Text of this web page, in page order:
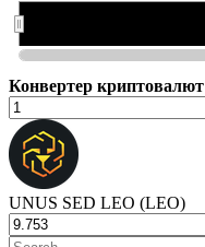
Конвертер криптовалют
UNUS SED LEO (LEO)